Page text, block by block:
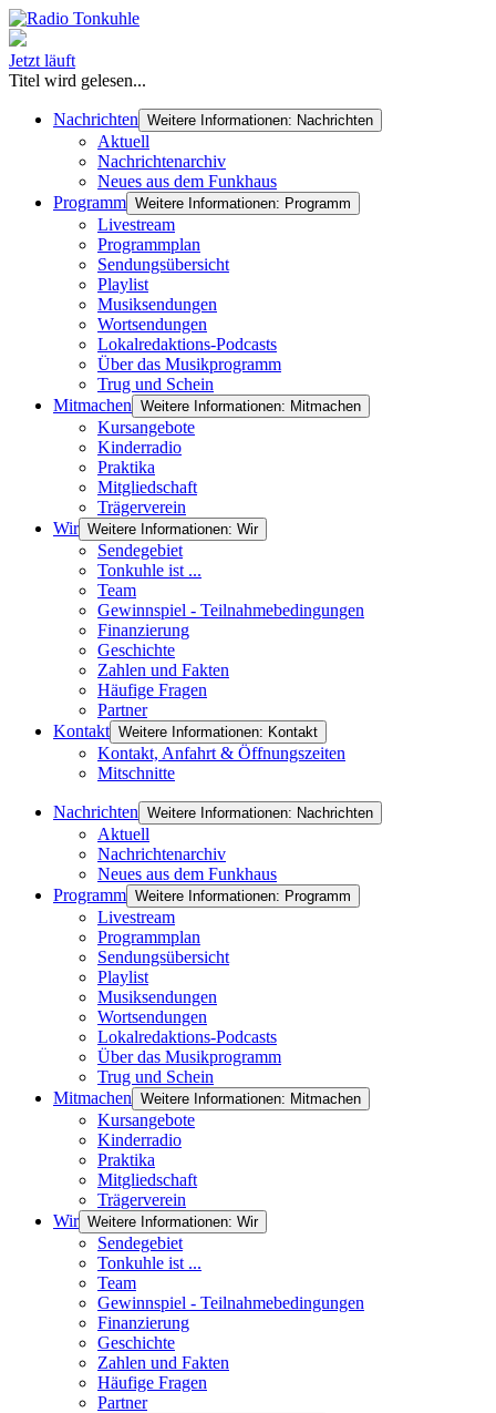
Jetzt läuft
Titel wird gelesen...
Nachrichten Weitere Informationen: Nachrichten
Aktuell
Nachrichtenarchiv
Neues aus dem Funkhaus
Programm Weitere Informationen: Programm
Livestream
Programmplan
Sendungsübersicht
Playlist
Musiksendungen
Wortsendungen
Lokalredaktions-Podcasts
Über das Musikprogramm
Trug und Schein
Mitmachen Weitere Informationen: Mitmachen
Kursangebote
Kinderradio
Praktika
Mitgliedschaft
Trägerverein
Wir Weitere Informationen: Wir
Sendegebiet
Tonkuhle ist ...
Team
Gewinnspiel - Teilnahmebedingungen
Finanzierung
Geschichte
Zahlen und Fakten
Häufige Fragen
Partner
Kontakt Weitere Informationen: Kontakt
Kontakt, Anfahrt & Öffnungszeiten
Mitschnitte
Nachrichten Weitere Informationen: Nachrichten
Aktuell
Nachrichtenarchiv
Neues aus dem Funkhaus
Programm Weitere Informationen: Programm
Livestream
Programmplan
Sendungsübersicht
Playlist
Musiksendungen
Wortsendungen
Lokalredaktions-Podcasts
Über das Musikprogramm
Trug und Schein
Mitmachen Weitere Informationen: Mitmachen
Kursangebote
Kinderradio
Praktika
Mitgliedschaft
Trägerverein
Wir Weitere Informationen: Wir
Sendegebiet
Tonkuhle ist ...
Team
Gewinnspiel - Teilnahmebedingungen
Finanzierung
Geschichte
Zahlen und Fakten
Häufige Fragen
Partner